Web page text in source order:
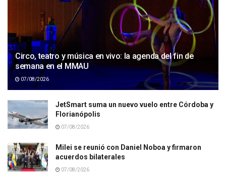
Circo, teatro y música en vivo: la agenda del fin de
semana en el MMAU
07/08/2026
JetSmart suma un nuevo vuelo entre Córdoba y
Florianópolis
07/08/2026
Milei se reunió con Daniel Noboa y firmaron
acuerdos bilaterales
07/08/2026